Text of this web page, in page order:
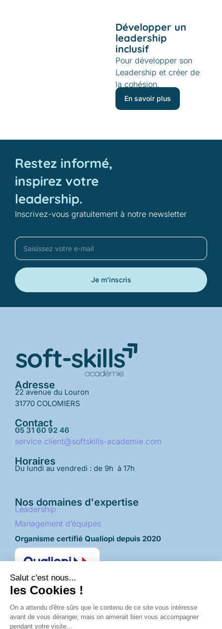
Développer un
leadership
inclusif
Pour développer son
Leadership et créer de
la cohésion.
En savoir plus
Restez informé,
inspirez votre
leadership.
Inscrivez-vous gratuitement à notre newsletter
Je m'inscris
Adresse
22 avenue du Louron
31770 COLOMIERS
Contact
05 31 60 92 46
service.client@softskills-academie.com
Horaires
Du lundi au vendredi : de 9h à 17h
Nos domaines d'expertise
Leadership
Management d’équipes
Organisme certifié Qualiopi depuis 2020